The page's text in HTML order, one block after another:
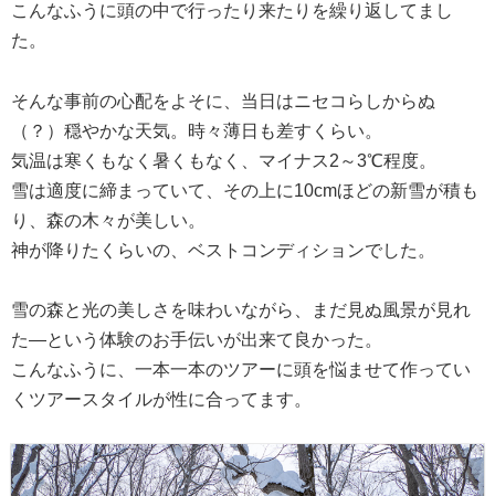
こんなふうに頭の中で行ったり来たりを繰り返してまし
た。
そんな事前の心配をよそに、当日はニセコらしからぬ
（？）穏やかな天気。時々薄日も差すくらい。
気温は寒くもなく暑くもなく、マイナス2～3℃程度。
雪は適度に締まっていて、その上に10cmほどの新雪が積も
り、森の木々が美しい。
神が降りたくらいの、ベストコンディションでした。
雪の森と光の美しさを味わいながら、まだ見ぬ風景が見れ
た―という体験のお手伝いが出来て良かった。
こんなふうに、一本一本のツアーに頭を悩ませて作ってい
くツアースタイルが性に合ってます。